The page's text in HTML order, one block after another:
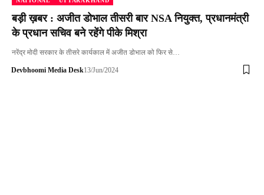
बड़ी ख़बर : अजीत डोभाल तीसरी बार NSA नियुक्त, प्रधानमंत्री
के प्रधान सचिव बने रहेंगे पीके मिश्रा
नरेंद्र मोदी सरकार के तीसरे कार्यकाल में अजीत डोभाल को फिर से…
Devbhoomi Media Desk13/Jun/2024